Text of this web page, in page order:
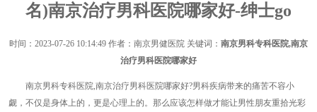
名)南京治疗男科医院哪家好-绅士go
时间： 2023-07-26 10:14:49 作者：南京男健医院 关键词： 南京男科专科医院,南京
治疗男科医院哪家好
南京男科专科医院,南京治疗男科医院哪家好?男科疾病带来的痛苦不容小
觑，不仅是身体上的，更是心理上的。那么应该怎样做才能让男性朋友重拾光彩